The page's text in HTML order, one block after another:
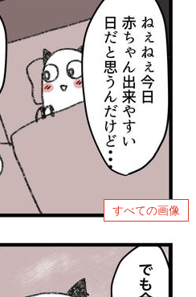
すべての画像